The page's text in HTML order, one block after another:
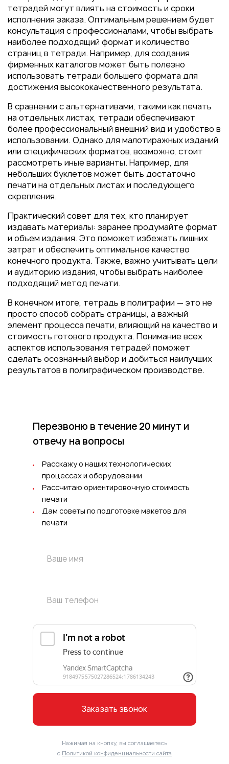
тетрадей могут влиять на стоимость и сроки
исполнения заказа. Оптимальным решением будет
консультация с профессионалами, чтобы выбрать
наиболее подходящий формат и количество
страниц в тетради. Например, для создания
фирменных каталогов может быть полезно
использовать тетради большего формата для
достижения высококачественного результата.
В сравнении с альтернативами, такими как печать
на отдельных листах, тетради обеспечивают
более профессиональный внешний вид и удобство в
использовании. Однако для малотиражных изданий
или специфических форматов, возможно, стоит
рассмотреть иные варианты. Например, для
небольших буклетов может быть достаточно
печати на отдельных листах и последующего
скрепления.
Практический совет для тех, кто планирует
издавать материалы: заранее продумайте формат
и объем издания. Это поможет избежать лишних
затрат и обеспечить оптимальное качество
конечного продукта. Также, важно учитывать цели
и аудиторию издания, чтобы выбрать наиболее
подходящий метод печати.
В конечном итоге, тетрадь в полиграфии — это не
просто способ собрать страницы, а важный
элемент процесса печати, влияющий на качество и
стоимость готового продукта. Понимание всех
аспектов использования тетрадей поможет
сделать осознанный выбор и добиться наилучших
результатов в полиграфическом производстве.
Перезвоню в течение 20 минут и
отвечу на вопросы
Расскажу о наших технологических
процессах и оборудовании
Рассчитаю ориентировочную стоимость
печати
Дам советы по подготовке макетов для
печати
Заказать звонок
Нажимая на кнопку, вы соглашаетесь
с Политикой конфиденциальности сайта